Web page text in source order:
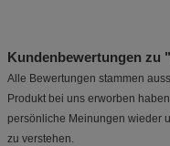
Kundenbewertungen zu
Alle Bewertungen stammen
Produkt bei uns erworben
persönliche Meinungen wieder
zu verstehen.